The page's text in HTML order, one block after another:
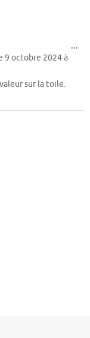
9 octobre 2024à
sur la toile.
...